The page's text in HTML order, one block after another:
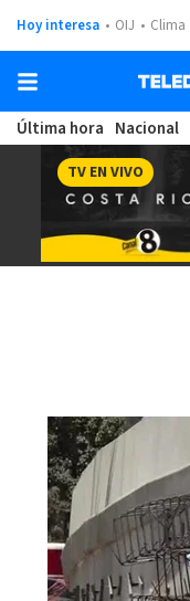
Hoy interesa OIJ Clima
Última hora Nacional
TV EN VIVO